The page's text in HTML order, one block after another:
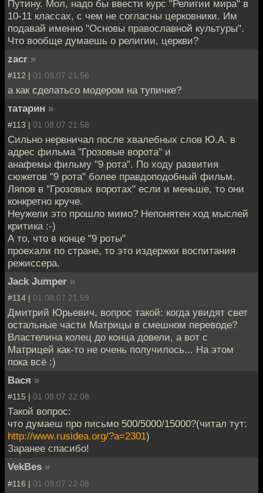
Путину. Мол, надо бы ввести курс "Религии мира" в
10-11 классах, с чем не согласны церковники. Им
подавай именно "Основы православной культуры".
Что вообще думаешь о религии, церкви?
zacr »
#112 | 01.08.07 21:56
а как сделатьсо модером на тупичке?
татарин »
#113 | 01.08.07 21:58
Сильно нервничал после хвалебных слов Ю.А. в
адрес фильма "Грозовые ворота" и
анафемы фильму "9 рота". По ходу развития
сюжетов "9 рота" более правдоподобный фильм.
Ляпов в "Грозовых воротах" если и меньше, то они
конкретно круче.
Неужели это прошло мимо? Непонятен ход мыслей
критика :-)
А то, что в конце "9 роты"
проехали по стране, то это издержки воспитания
режиссера.
Jack Jumper »
#114 | 01.08.07 21:59
Дмитрий Юрьевич, вопрос такой: когда увидят свет
остальные части Матрицы в смешном переводе?
Властелина колец до конца довели, а вот с
Матрицей как-то не очень получилось... На этом
пока всё :)
Вася »
#115 | 01.08.07 22:08
Такой вопрос:
что думаеш про письмо 500/5000/15000?(читал тут:
http://www.rusidea.org/?a=2301)
Заранее спасибо!
VekBes »
#116 | 01.08.07 22:08